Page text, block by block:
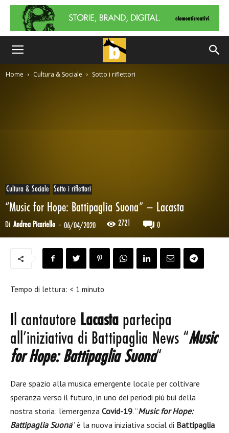
Home Cultura & Sociale Sotto i riflettori
Cultura & Sociale Sotto i riflettori
“Music for Hope: Battipaglia Suona” – Lacasta
Di Andrea Picariello - 06/04/2020 2721 0
Tempo di lettura: < 1 minuto
Il cantautore Lacasta partecipa
all’iniziativa di Battipaglia News “Music
for Hope: Battipaglia Suona“
Dare spazio alla musica emergente locale per coltivare
speranza verso il futuro, in uno dei periodi più bui della
nostra storia: l’emergenza Covid-19. “Music for Hope:
Battipaglia Suona” è la nuova iniziativa social di Battipaglia